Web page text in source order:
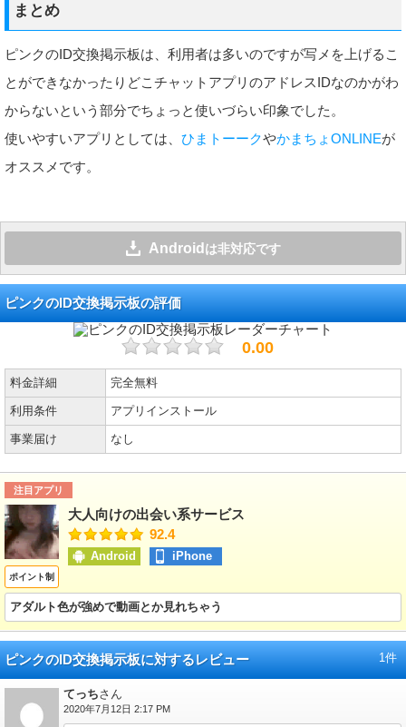
まとめ
ピンクのID交換掲示板は、利用者は多いのですが写メを上げるこ
とができなかったりどこチャットアプリのアドレスIDなのかがわ
からないという部分でちょっと使いづらい印象でした。
使いやすいアプリとしては、 ひまトーークやかまちょONLINEが
オススメです。
Android は非対応です
ピンクのID交換掲示板の評価
0.00
料金詳細 完全無料
利用条件 アプリインストール
事業届け なし
注目アプリ
ポイント制
大人向けの出会い系サービス
92.4
Android iPhone
アダルト色が強めで動画とか見れちゃう
ピンクのID交換掲示板に対するレビュー 1件
てっちさん
2020年7月12日 2:17 PM